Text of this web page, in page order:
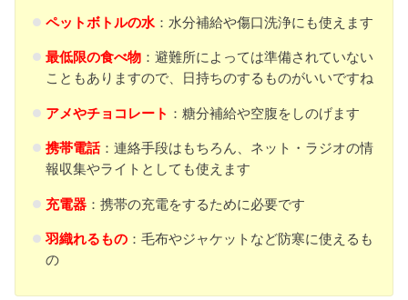
ペットボトルの水：水分補給や傷口洗浄にも使えます
最低限の食べ物：避難所によっては準備されていない
こともありますので、日持ちのするものがいいですね
アメやチョコレート ：糖分補給や空腹をしのげます
携帯電話：連絡手段はもちろん、ネット・ラジオの情
報収集やライトとしても使えます
充電器：携帯の充電をするために必要です
羽織れるもの：毛布やジャケットなど防寒に使えるも
の